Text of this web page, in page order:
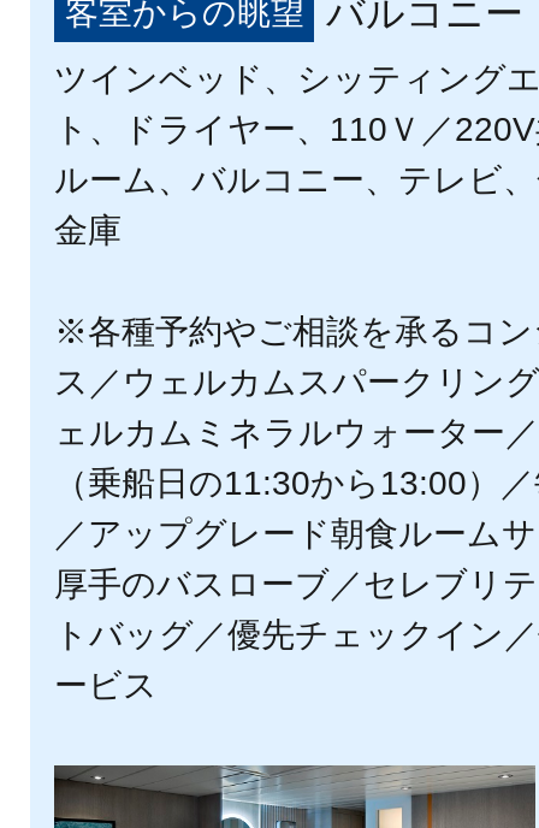
客室からの眺望
バルコニー
ツインベッド、シッティング
ト、ドライヤー、110Ｖ／
ルーム、バルコニー、テレビ
金庫
※各種予約やご相談を承るコ
ス／ウェルカムスパークリン
ェルカムミネラルウォーター
（乗船日の11:30から13:00）
／アップグレード朝食ルーム
厚手のバスローブ／セレブリ
トバッグ／優先チェックイン
ービス